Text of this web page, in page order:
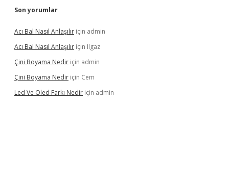
Son yorumlar
Acı Bal Nasıl Anlaşılır için admin
Acı Bal Nasıl Anlaşılır için Ilgaz
Çini Boyama Nedir için admin
Çini Boyama Nedir için Cem
Led Ve Oled Farkı Nedir için admin